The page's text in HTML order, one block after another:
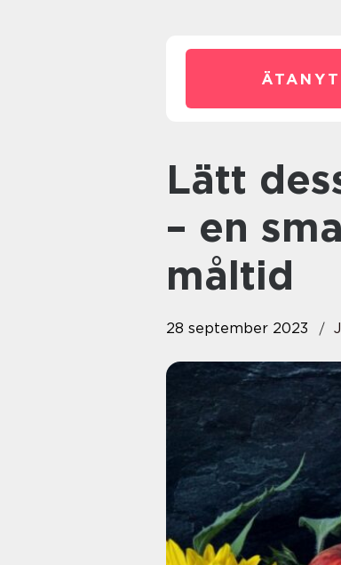
Lätt dessert efter tung middag
– en
måltid
28 september 2023